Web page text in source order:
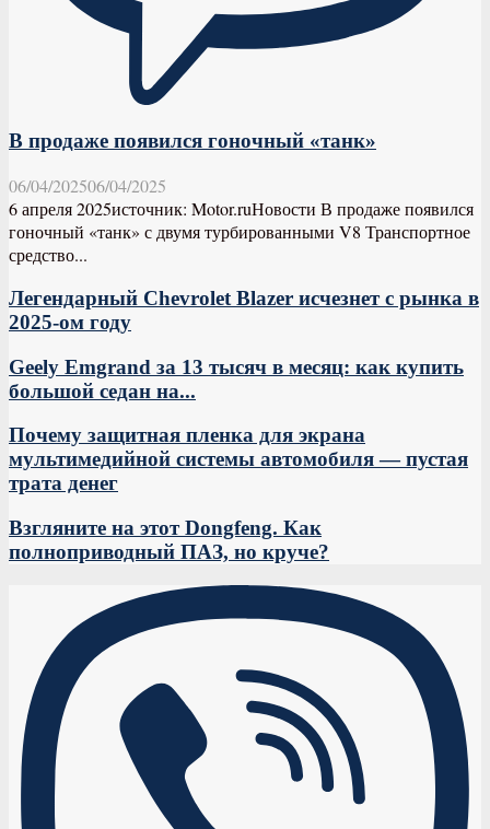
В продаже появился гоночный «танк»
06/04/202506/04/2025
6 апреля 2025источник: Motor.ruНовости В продаже появился
гоночный «танк» с двумя турбированными V8 Транспортное
средство...
Легендарный Chevrolet Blazer исчезнет с рынка в
2025-ом году
Geely Emgrand за 13 тысяч в месяц: как купить
большой седан на...
Почему защитная пленка для экрана
мультимедийной системы автомобиля — пустая
трата денег
Взгляните на этот Dongfeng. Как
полноприводный ПАЗ, но круче?